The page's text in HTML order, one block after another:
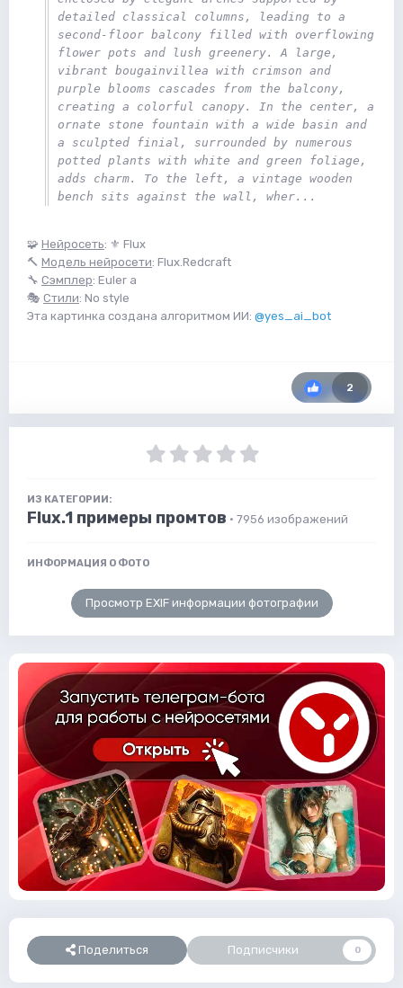
detailed classical columns, leading to a
second-floor balcony filled with overflowing
flower pots and lush greenery. A large,
vibrant bougainvillea with crimson and
purple blooms cascades from the balcony,
creating a colorful canopy. In the center, a
ornate stone fountain with a wide basin and
a sculpted finial, surrounded by numerous
potted plants with white and green foliage,
adds charm. To the left, a vintage wooden
bench sits against the wall, wher...
🧩 Нейросеть: ⚜️ Flux
🔨 Модель нейросети: Flux.Redcraft
🔧 Сэмплер: Euler a
🎭 Стили: No style
Эта картинка создана алгоритмом ИИ: @yes_ai_bot
2
ИЗ КАТЕГОРИИ:
Flux.1 примеры промтов · 7956 изображений
ИНФОРМАЦИЯ О ФОТО
Просмотр EXIF информации фотографии
Поделиться Подписчики 0